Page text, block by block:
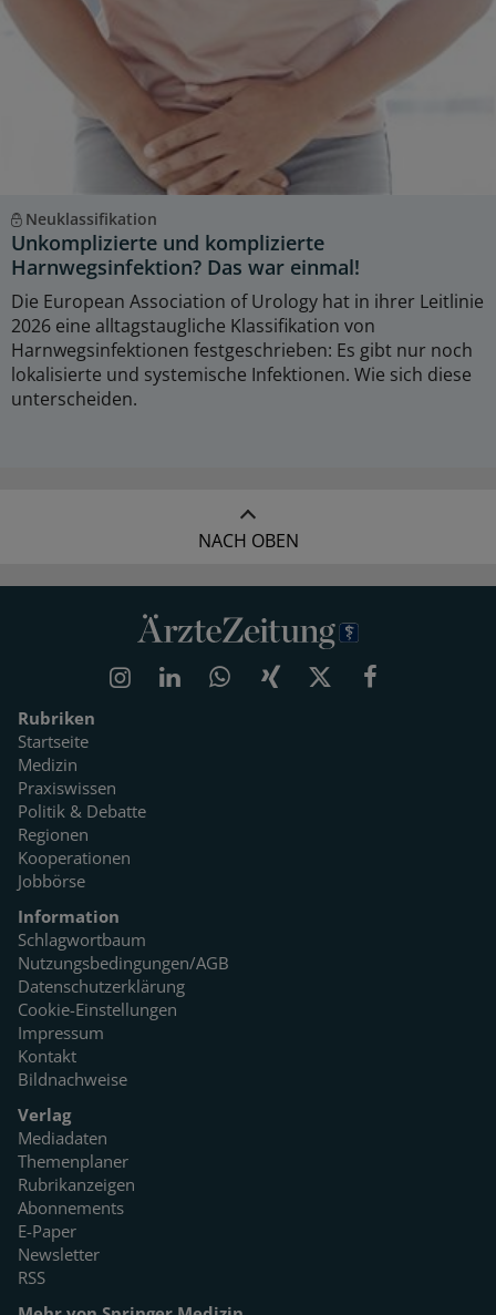
Neuklassifikation
Unkomplizierte und komplizierte
Harnwegsinfektion? Das war einmal!
Die European Association of Urology hat in ihrer Leitlinie
2026 eine alltagstaugliche Klassifikation von
Harnwegsinfektionen festgeschrieben: Es gibt nur noch
lokalisierte und systemische Infektionen. Wie sich diese
unterscheiden.
NACH OBEN
Rubriken
Startseite
Medizin
Praxiswissen
Politik & Debatte
Regionen
Kooperationen
Jobbörse
Information
Schlagwortbaum
Nutzungsbedingungen/AGB
Datenschutzerklärung
Cookie-Einstellungen
Impressum
Kontakt
Bildnachweise
Verlag
Mediadaten
Themenplaner
Rubrikanzeigen
Abonnements
E-Paper
Newsletter
RSS